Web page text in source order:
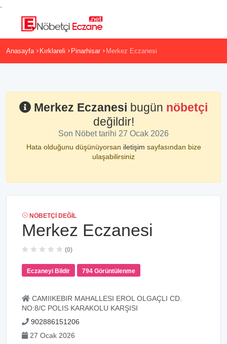
Anasayfa Kırklareli Pinarhisar Merkez Eczanesi
Merkez Eczanesi bugün nöbetçi
değildir!
Son Nöbet tarihi 27 Ocak 2026
Hata olduğunu düşünüyorsan iletişim sayfasından bize
ulaşabilirsiniz
NÖBETÇI DEĞIL
Merkez Eczanesi
(0)
Eczaneyi Bildir 794 Görüntülenme
CAMIIKEBIR MAHALLESI EROL OLGAÇLI CD.
NO:8/C POLIS KARAKOLU KARŞISI
902886151206
27 Ocak 2026